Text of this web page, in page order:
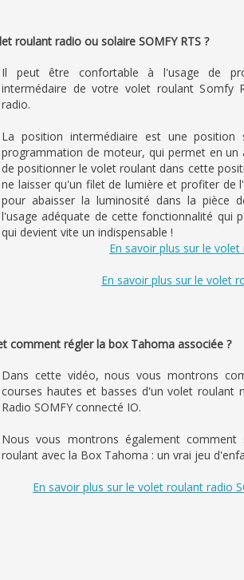
roulant radio ou solaire SOMFY RTS ?
Il peut être confortable à l'usage de
intermédaire de votre volet roulant Somfy
radio.
La position intermédiaire est une position
programmation de moteur, qui permet en un
de positionner le volet roulant dans cette
ne laisser qu'un filet de lumière et profiter de
pour abaisser la luminosité dans la pièce
l'usage adéquate de cette fonctionnalité qui
qui devient vite un indispensable !
En savoir plus sur le
En savoir plus sur le volet
comment régler la box Tahoma associée ?
Dans cette vidéo, nous vous montrons
courses hautes et basses d'un volet roulant
Radio SOMFY connecté IO.
Nous vous montrons également comment
roulant avec la Box Tahoma : un vrai jeu
En savoir plus sur le volet roulant radio